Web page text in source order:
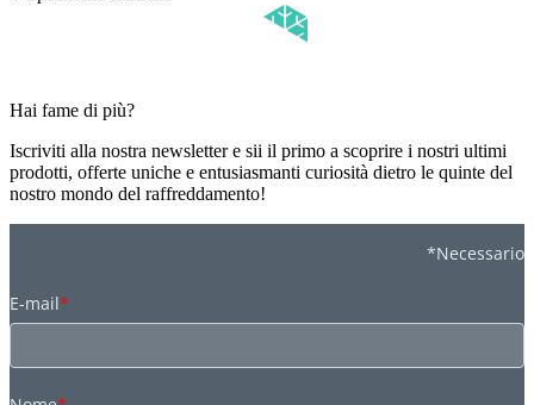
Hai fame di più?
Iscriviti alla nostra newsletter e sii il primo a scoprire i nostri ultimi
prodotti, offerte uniche e entusiasmanti curiosità dietro le quinte del
nostro mondo del raffreddamento!
*Necessario
E-mail*